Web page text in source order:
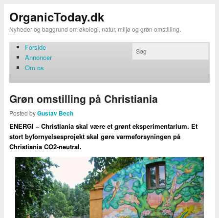
OrganicToday.dk
Nyheder og baggrund om økologi, natur, miljø og grøn omstilling.
Forside
Annoncer
Om os
Grøn omstilling på Christiania
Posted byGustav Bech
ENERGI – Christiania skal være et grønt eksperimentarium. Et
stort byfornyelsesprojekt skal gøre varmeforsyningen på
Christiania CO2-neutral.